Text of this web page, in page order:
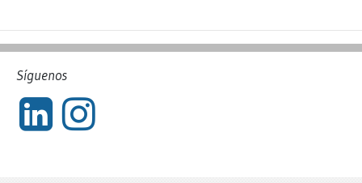
Síguenos